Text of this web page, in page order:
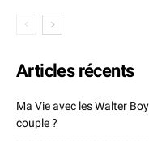
Articles récents
Ma Vie avec les Walter
couple ?